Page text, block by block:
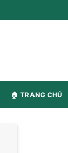
🏠 TRANG CHỦ